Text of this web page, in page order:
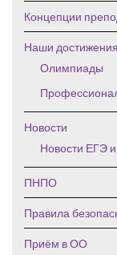
Концепции
Наши достижения
Олимпиады
Новости
Новости ЕГЭ
ПНПО
Правила
Приём в ОО